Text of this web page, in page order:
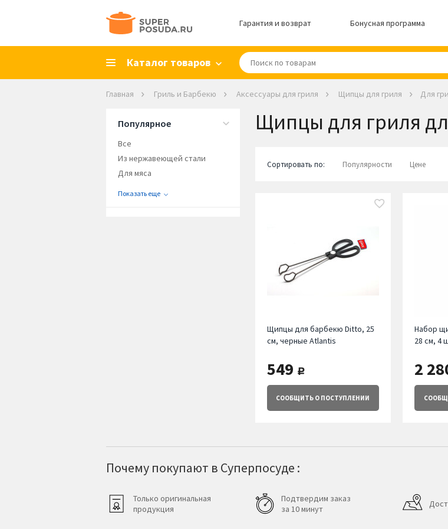
Гарантия и возврат Бонусная программа
Каталог товаров
Главная Гриль и Барбекю Аксессуары для гриля Щипцы для гриля Для
Щипцы для гриля
Сортировать по: Популярности Цене
Щипцы для барбекю Ditto, 25
см, черные Atlantis
549 руб.
СООБЩИТЬ О ПОСТУПЛЕНИИ
Набор
28 см, 4
2
Популярное
Все
Из нержавеющей стали
Для мяса
Показать еще
Почему покупают в Суперпосуде :
Только оригинальная
продукция
Подтвердим заказ
за 10 минут